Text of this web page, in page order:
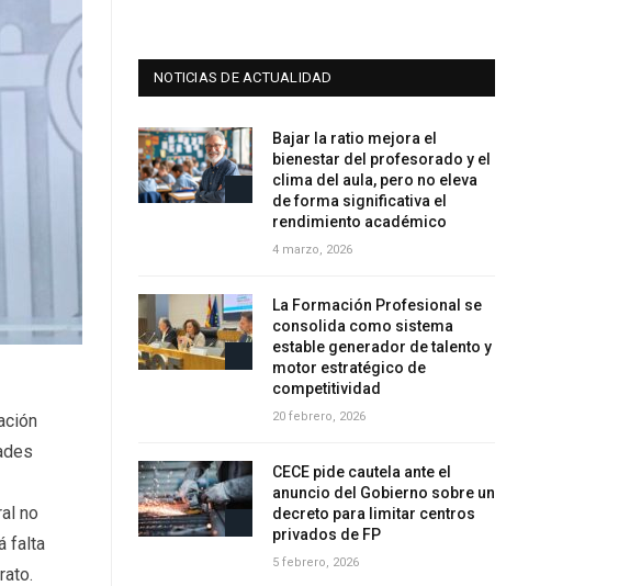
no
falta
NOTICIAS DE ACTUALIDAD
Bajar la ratio mejora el
bienestar del profesorado y el
clima del aula, pero no eleva
de forma significativa el
rendimiento académico
4 marzo, 2026
La Formación Profesional se
consolida como sistema
estable generador de talento y
motor estratégico de
competitividad
20 febrero, 2026
CECE pide cautela ante el
anuncio del Gobierno sobre un
decreto para limitar centros
privados de FP
5 febrero, 2026